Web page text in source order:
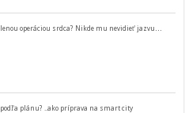
operáciou srdca? Nikde mu nevidieť jazvu…
podľa plánu? ..ako príprava na smart city